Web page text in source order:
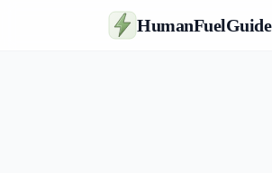
HumanFuelGuide